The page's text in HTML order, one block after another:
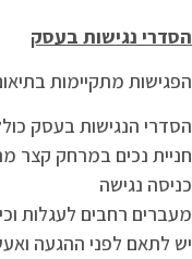
הסדרי נגישות בעסק
הפגישות מתקיימות
הסדרי הנגישות בעסק
חניית נכים במרחק קצר
כניסה נגישה
מעברים רחבים לעגלות
יש לתאם לפני ההגעה